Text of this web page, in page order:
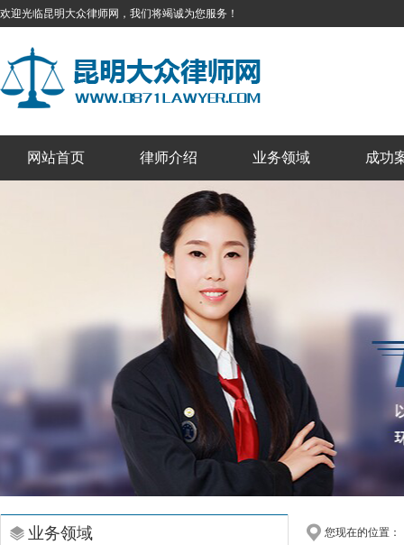
欢迎光临昆明大众律师网，我们将竭诚为您服务！
网站首页 律师介绍 业务领域 成功
业务领域 您现在的位置：